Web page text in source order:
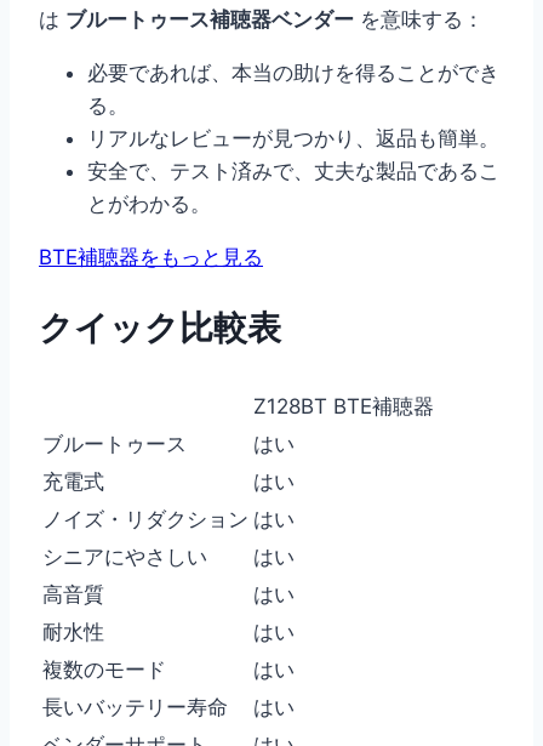
は ブルートゥース補聴器ベンダー を意味する：
必要であれば、本当の助けを得ることができ
る。
リアルなレビューが見つかり、返品も簡単。
安全で、テスト済みで、丈夫な製品であるこ
とがわかる。
BTE補聴器をもっと見る
クイック比較表
Z128BT BTE補聴器
ブルートゥース
はい
充電式
はい
ノイズ・リダクション はい
シニアにやさしい
はい
高音質
はい
耐水性
はい
複数のモード
はい
長いバッテリー寿命
はい